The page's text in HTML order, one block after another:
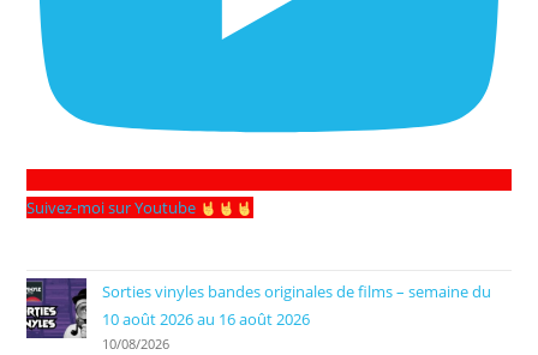
Suivez-moi sur Youtube
Sorties vinyles bandes originales de films – semaine du
10 août 2026 au 16 août 2026
10/08/2026